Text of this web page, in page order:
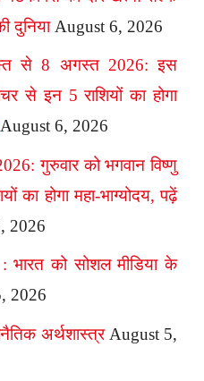
दुनिया August 6, 2026
से 8 अगस्त 2026: इस
से इन 5 राशियों का होगा
August 6, 2026
गुरुवार को भगवान विष्णु
का होगा महा-भाग्योदय, पढ़ें
2026
को सोशल मीडिया के
2026
अर्थशास्त्र August 5,